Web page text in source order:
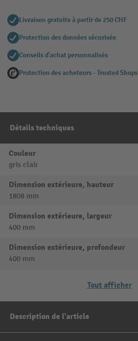
Livraison gratuite à partir de 250 CHF
Protection des données sécurisée
Conseils d'achat personnalisés
Protection des acheteurs - Trusted Shops
Détails techniques
Couleur
gris clair
Dimension extérieure, hauteur
1808 mm
Dimension extérieure, largeur
400 mm
Dimension extérieure, profondeur
400 mm
Tout afficher
Description de l'article